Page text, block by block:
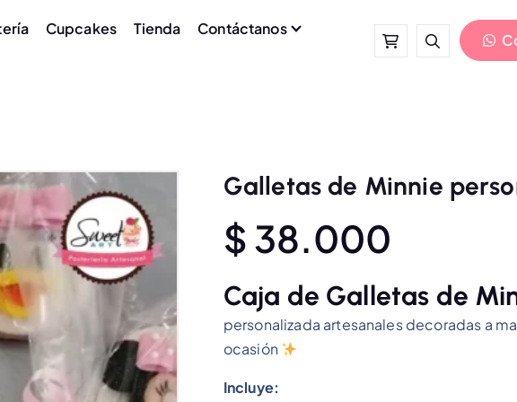
Cupcakes Tienda
Contáctanos
Galletas de Minnie
$38.000
Caja de Galletas de
personalizada artesanales decoradas a
ocasión
Incluye: